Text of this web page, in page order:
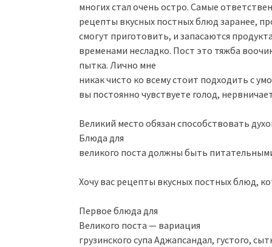
многих стал очень остро. Самые
рецепты вкусных постных блюд заранее,
смогут приготовить, и запасаются
временами несладко. Пост это тяжба
пытка. Лично мне
никак чисто ко всему стоит подходить с
вы постоянно чувствуете голод,
Великий место обязан способствовать
Блюда для
великого поста должны быть
Хочу вас рецепты вкусных постных блюд,
Первое блюда для
Великого поста — вариация
грузинского супа Аджапсандал, густого,